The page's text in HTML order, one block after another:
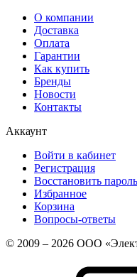
О компании
Доставка
Оплата
Гарантии
Как купить
Бренды
Новости
Контакты
Аккаунт
Войти в кабинет
Регистрация
Восстановить пароль
Избранное
Корзина
Вопросы-ответы
© 2009 – 2026 ООО